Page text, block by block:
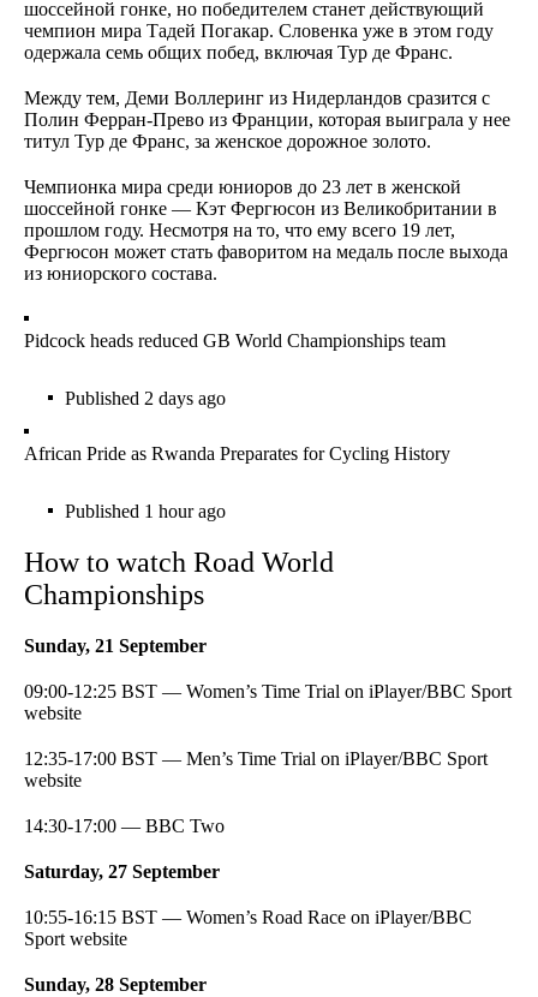
шоссейной гонке, но победителем станет действующий
чемпион мира Тадей Погакар. Словенка уже в этом году
одержала семь общих побед, включая Тур де Франс.
Между тем, Деми Воллеринг из Нидерландов сразится с
Полин Ферран-Прево из Франции, которая выиграла у нее
титул Тур де Франс, за женское дорожное золото.
Чемпионка мира среди юниоров до 23 лет в женской
шоссейной гонке — Кэт Фергюсон из Великобритании в
прошлом году. Несмотря на то, что ему всего 19 лет,
Фергюсон может стать фаворитом на медаль после выхода
из юниорского состава.
Pidcock heads reduced GB World Championships team
Published 2 days ago
African Pride as Rwanda Preparates for Cycling History
Published 1 hour ago
How to watch Road World
Championships
Sunday, 21 September
09:00-12:25 BST — Women’s Time Trial on iPlayer/BBC Sport
website
12:35-17:00 BST — Men’s Time Trial on iPlayer/BBC Sport
website
14:30-17:00 — BBC Two
Saturday, 27 September
10:55-16:15 BST — Women’s Road Race on iPlayer/BBC
Sport website
Sunday, 28 September